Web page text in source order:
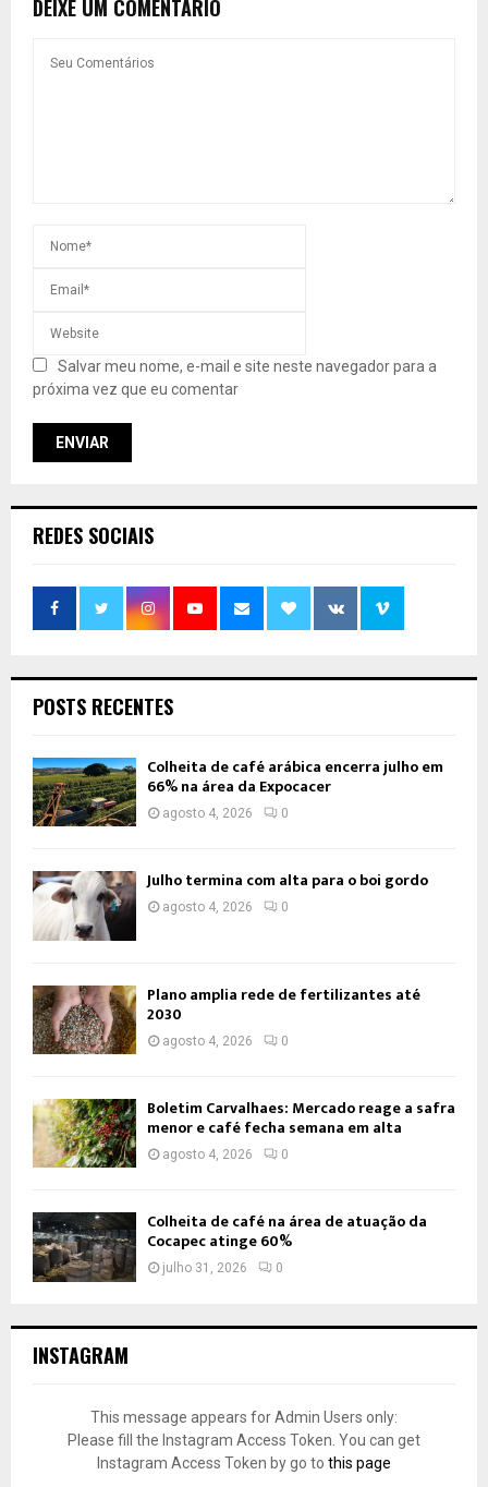
DEIXE UM COMENTÁRIO
Salvar meu nome, e-mail e site neste navegador para a
próxima vez que eu comentar
REDES SOCIAIS
POSTS RECENTES
Colheita de café arábica encerra julho em
66% na área da Expocacer
agosto 4, 2026 0
Julho termina com alta para o boi gordo
agosto 4, 2026 0
Plano amplia rede de fertilizantes até
2030
agosto 4, 2026 0
Boletim Carvalhaes: Mercado reage a safra
menor e café fecha semana em alta
agosto 4, 2026 0
Colheita de café na área de atuação da
Cocapec atinge 60%
julho 31, 2026 0
INSTAGRAM
This message appears for Admin Users only:
Please fill the Instagram Access Token. You can get
Instagram Access Token by go to this page